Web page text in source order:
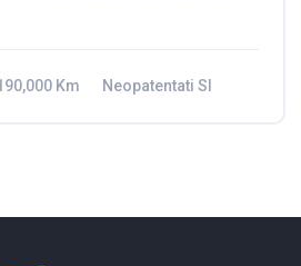
Km Neopatentati SI